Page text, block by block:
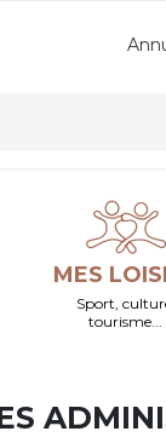
MES
Sport,
tourisme...